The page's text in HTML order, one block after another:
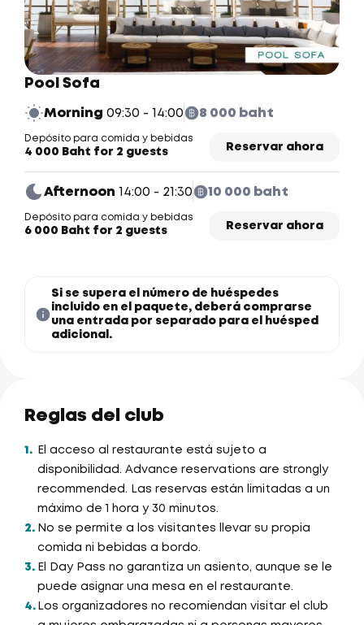
Pool Sofa
Morning 09:30 - 14:00 8 000 baht
Depósito para comida y bebidas
4 000 Baht for 2 guests Reservar ahora
Afternoon 14:00 - 21:30 10 000 baht
Depósito para comida y bebidas
6 000 Baht for 2 guests Reservar ahora
Si se supera el número de huéspedes
incluido en el paquete, deberá comprarse
una entrada por separado para el huésped
adicional.
Reglas del club
1.
El acceso al restaurante está sujeto a
disponibilidad. Advance reservations are strongly
recommended. Las reservas están limitadas a un
máximo de 1 hora y 30 minutos.
2. No se permite a los visitantes llevar su propia
comida ni bebidas a bordo.
3. El Day Pass no garantiza un asiento, aunque se le
puede asignar una mesa en el restaurante.
4. Los organizadores no recomiendan visitar el club